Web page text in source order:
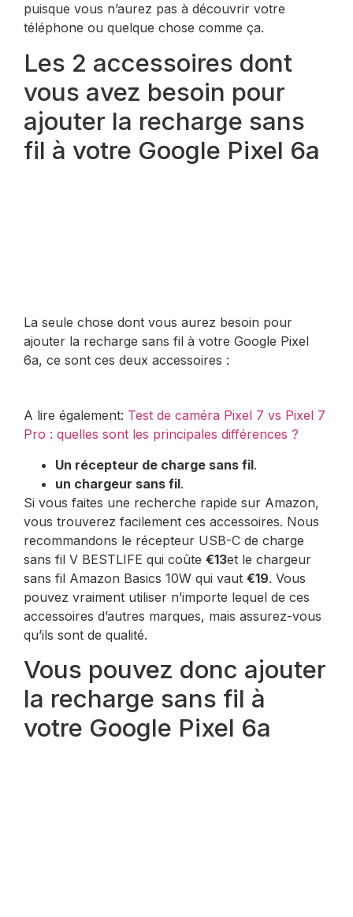
puisque vous n’aurez pas à découvrir votre
téléphone ou quelque chose comme ça.
Les 2 accessoires dont
vous avez besoin pour
ajouter la recharge sans
fil à votre Google Pixel 6a
La seule chose dont vous aurez besoin pour
ajouter la recharge sans fil à votre Google Pixel
6a, ce sont ces deux accessoires :
A lire également: Test de caméra Pixel 7 vs Pixel 7
Pro : quelles sont les principales différences ?
Un récepteur de charge sans fil.
un chargeur sans fil.
Si vous faites une recherche rapide sur Amazon,
vous trouverez facilement ces accessoires. Nous
recommandons le récepteur USB-C de charge
sans fil V BESTLIFE qui coûte €13et le chargeur
sans fil Amazon Basics 10W qui vaut €19. Vous
pouvez vraiment utiliser n’importe lequel de ces
accessoires d’autres marques, mais assurez-vous
qu’ils sont de qualité.
Vous pouvez donc ajouter
la recharge sans fil à
votre Google Pixel 6a